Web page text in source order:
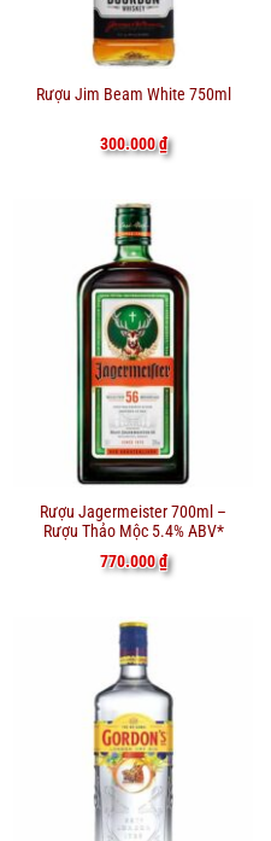
Rượu Jim Beam White 750ml
300.000₫
Rượu Jagermeister 700ml –
Rượu Thảo Mộc 5.4% ABV*
770.000₫